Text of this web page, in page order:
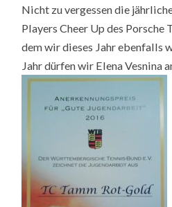
Nicht zu vergessen die
Players Cheer Up des Porsche
dem wir dieses Jahr ebenfalls
Jahr dürfen wir Elena Vesnina